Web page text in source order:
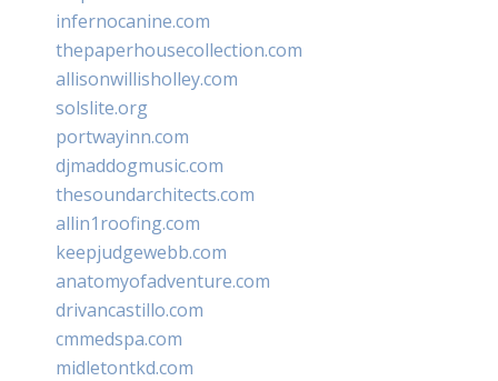
infernocanine.com
thepaperhousecollection.com
allisonwillisholley.com
solslite.org
portwayinn.com
djmaddogmusic.com
thesoundarchitects.com
allin1roofing.com
keepjudgewebb.com
anatomyofadventure.com
drivancastillo.com
cmmedspa.com
midletontkd.com